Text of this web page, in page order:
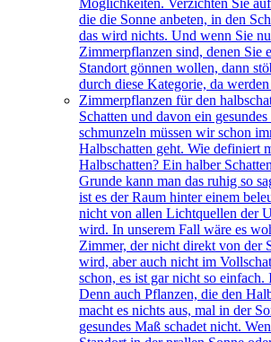
Möglichkeiten. Verzichten Sie
die die Sonne anbeten, in den
das wird nichts. Und wenn Sie
Zimmerpflanzen sind, denen Sie
Standort gönnen wollen, dann
durch diese Kategorie, da
Zimmerpflanzen für den
Schatten und davon ein
schmunzeln müssen wir schon
Halbschatten geht. Wie definiert
Halbschatten? Ein halber
Grunde kann man das ruhig so
ist es der Raum hinter einem
nicht von allen Lichtquellen der
wird. In unserem Fall wäre es
Zimmer, der nicht direkt von der
wird, aber auch nicht im
schon, es ist gar nicht so
Denn auch Pflanzen, die den
macht es nichts aus, mal in der
gesundes Maß schadet nicht.